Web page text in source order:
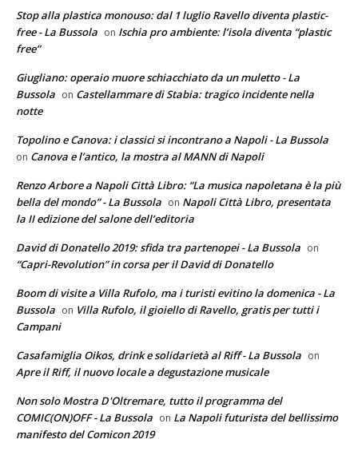
Stop alla plastica monouso: dal 1 luglio Ravello diventa plastic-
free - La Bussola on Ischia pro ambiente: l’isola diventa “plastic
free”
Giugliano: operaio muore schiacchiato da un muletto - La
Bussola on Castellammare di Stabia: tragico incidente nella
notte
Topolino e Canova: i classici si incontrano a Napoli - La Bussola
on Canova e l’antico, la mostra al MANN di Napoli
Renzo Arbore a Napoli Città Libro: “La musica napoletana è la più
bella del mondo” - La Bussola on Napoli Città Libro, presentata
la II edizione del salone dell’editoria
David di Donatello 2019: sfida tra partenopei - La Bussola on
“Capri-Revolution” in corsa per il David di Donatello
Boom di visite a Villa Rufolo, ma i turisti evitino la domenica - La
Bussola on Villa Rufolo, il gioiello di Ravello, gratis per tutti i
Campani
Casafamiglia Oikos, drink e solidarietà al Riff - La Bussola on
Apre il Riff, il nuovo locale a degustazione musicale
Non solo Mostra D'Oltremare, tutto il programma del
COMIC(ON)OFF - La Bussola on La Napoli futurista del bellissimo
manifesto del Comicon 2019